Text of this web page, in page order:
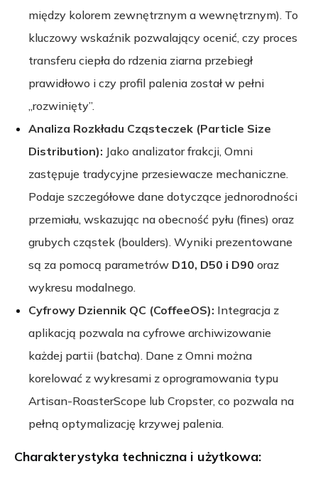
między kolorem zewnętrznym a wewnętrznym). To
kluczowy wskaźnik pozwalający ocenić, czy proces
transferu ciepła do rdzenia ziarna przebiegł
prawidłowo i czy profil palenia został w pełni
„rozwinięty”.
Analiza Rozkładu Cząsteczek (Particle Size
Distribution): Jako analizator frakcji, Omni
zastępuje tradycyjne przesiewacze mechaniczne.
Podaje szczegółowe dane dotyczące jednorodności
przemiału, wskazując na obecność pyłu (fines) oraz
grubych cząstek (boulders). Wyniki prezentowane
są za pomocą parametrów D10, D50 i D90 oraz
wykresu modalnego.
Cyfrowy Dziennik QC (CoffeeOS): Integracja z
aplikacją pozwala na cyfrowe archiwizowanie
każdej partii (batcha). Dane z Omni można
korelować z wykresami z oprogramowania typu
Artisan-RoasterScope lub Cropster, co pozwala na
pełną optymalizację krzywej palenia.
Charakterystyka techniczna i użytkowa: